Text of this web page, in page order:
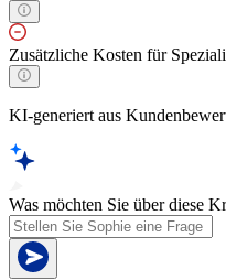
Zusätzliche Kosten für
KI-generiert aus
Was möchten Sie über diese